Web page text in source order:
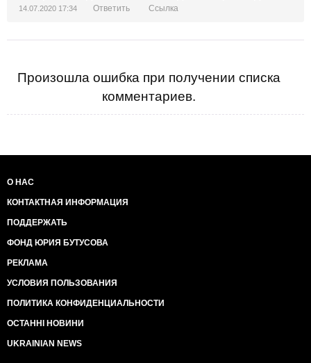
14.07.2020 17:34 Ответить Ссылка
Произошла ошибка при получении списка
комментариев.
О НАС
КОНТАКТНАЯ ИНФОРМАЦИЯ
ПОДДЕРЖАТЬ
ФОНД ЮРИЯ БУТУСОВА
РЕКЛАМА
УСЛОВИЯ ПОЛЬЗОВАНИЯ
ПОЛИТИКА КОНФИДЕНЦИАЛЬНОСТИ
ОСТАННІ НОВИНИ
UKRAINIAN NEWS